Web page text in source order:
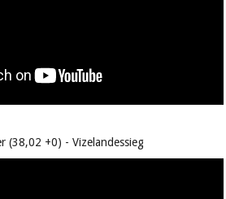
(38,02 +0) - Vizelandessieg